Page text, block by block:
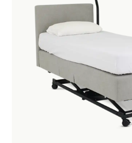
Contact